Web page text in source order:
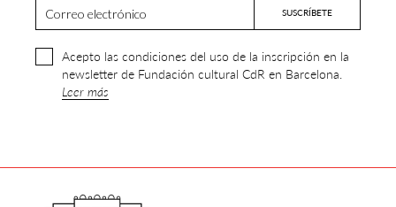
Acepto las condiciones del uso de la inscripción en la
newsletter de Fundación cultural CdR en Barcelona.
Leer más